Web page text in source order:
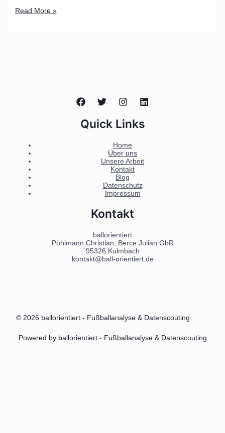
Read More »
Quick Links
Home
Über uns
Unsere Arbeit
Kontakt
Blog
Datenschutz
Impressum
Kontakt
ballorientiert
Pöhlmann Christian, Berce Julian GbR
95326 Kulmbach
kontakt@ball-orientiert.de
© 2026 ballorientiert - Fußballanalyse & Datenscouting
Powered by ballorientiert - Fußballanalyse & Datenscouting